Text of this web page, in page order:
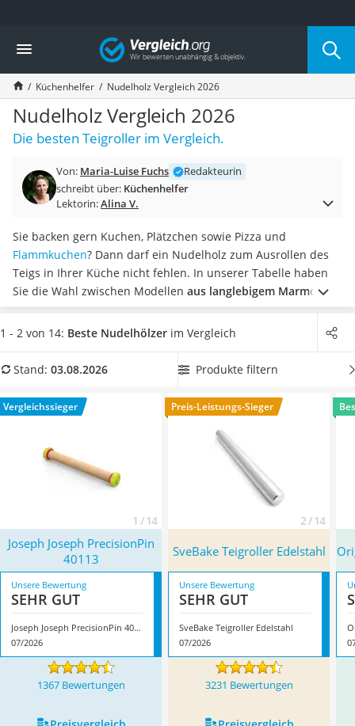
Die beliebtesten Vergleiche nach Kategorie
Haushalt
Wassersprudler
Zentralstaubsauger
Brotbackautomat
Wischroboter
Wäschespinne
Spülmaschinentabs
Akku-Staubsauger
AEG-Waschmaschine
Saug-Wisch-Roboter
Handstaubsauger
Milchaufschäumer
Kondenstrockner
Reiskocher
Tierhaarstaubsauger
Nespresso-Maschine
Messerschärfer
Vergleich
Küchenhelfer Nudelholz Vergleich 2026
Nudelholz Vergleich 2026
Die besten Teigroller im Vergleich.
Von: Maria-Luise Fuchs
Redakteurin
schreibt über: Küchenhelfer
Lektorin:Alina V.
Sie backen gern Kuchen, Plätzchen sowie Pizza und
Flammkuchen? Dann darf ein Nudelholz zum Ausrollen des
Teigs in Ihrer Küche nicht fehlen. In unserer Tabelle haben
Sie die Wahl zwischen Modellen aus langlebigem Marmor,
pflegeleichtem Silikon oder umweltfreundlichem Holz.
Achten Sie beim Kauf außerdem auf eine
ausrollen lassen. Damit Sie die Reinigung des Nudelholzes
spülmaschinengeeignetes Nudelholz zu kaufen. Überzeugt
hat uns hier im August 2026 besonders das Modell
mit seinen Eigenschaften.
1 - 2 von 14: Beste Nudelhölzer im Vergleich
Stand: 03.08.2026 Produkte filtern
Vergleichssieger
1 / 14
Preis-Leistungs-Sieger
2 / 14
Joseph Joseph PrecisionPin
40113
SveBake Teigroller Edelstahl
Unsere Bewertung
SEHR GUT
Joseph Joseph PrecisionPin 40113
07/2026
Unsere Bewertung
SEHR GUT
SveBake Teigroller Edelstahl
07/2026
1367 Bewertungen 3231 Bewertungen